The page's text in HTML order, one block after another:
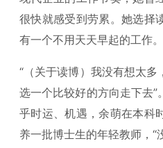
很快就感受到劳累。她选择
有一个不用天天早起的工作。
“（关于读博）我没有想太
选一个比较好的方向走下去
乎时运、机遇，余萌在本科
养一批博士生的年轻教师，“